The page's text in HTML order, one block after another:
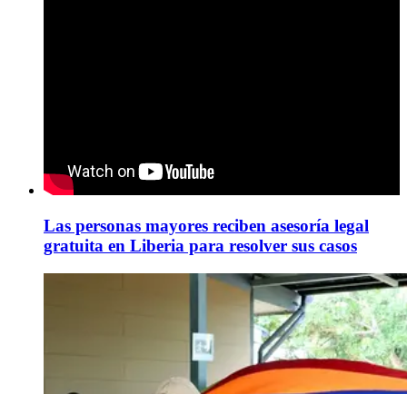
Las personas mayores reciben asesoría legal
gratuita en Liberia para resolver sus casos